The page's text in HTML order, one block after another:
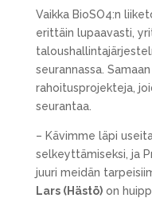
Vaikka BioSO4:n
erittäin lupaavasti,
seurannassa.
rahoitusprojekteja,
seurantaa.
– Kävimme läpi
selkeyttämiseksi, ja
juuri meidän
Lars (Hästö)on